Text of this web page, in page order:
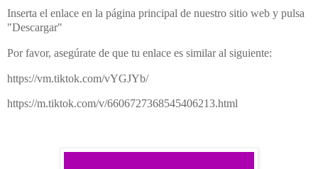
Inserta el enlace en la página principal de nuestro sitio web y pulsa
"Descargar"
Por favor, asegúrate de que tu enlace es similar al siguiente:
https://vm.tiktok.com/vYGJYb/
https://m.tiktok.com/v/6606727368545406213.html